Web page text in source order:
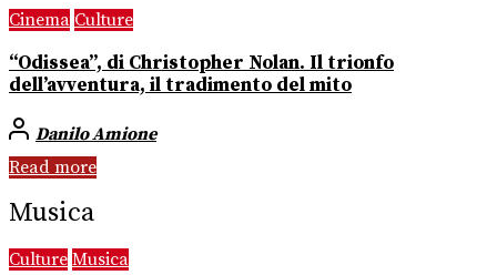
Cinema Culture
“Odissea”, di Christopher Nolan. Il trionfo
dell’avventura, il tradimento del mito
Danilo Amione
Read more
Musica
Culture Musica